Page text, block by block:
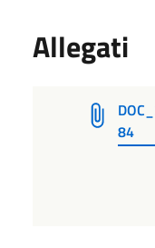
Allegati
84